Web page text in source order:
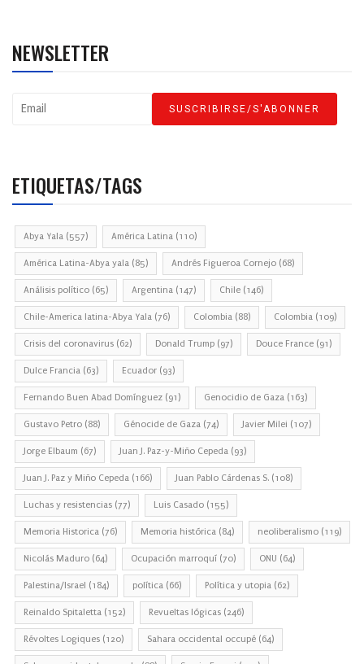
NEWSLETTER
ETIQUETAS/TAGS
Abya Yala (557) América Latina (110)
América Latina-Abya yala (85) Andrés Figueroa Cornejo (68)
Análisis político (65) Argentina (147) Chile (146)
Chile-America latina-Abya Yala (76) Colombia (88) Colombia (109)
Crisis del coronavirus (62) Donald Trump (97) Douce France (91)
Dulce Francia (63) Ecuador (93)
Fernando Buen Abad Domínguez (91) Genocidio de Gaza (163)
Gustavo Petro (88) Génocide de Gaza (74) Javier Milei (107)
Jorge Elbaum (67) Juan J. Paz-y-Miño Cepeda (93)
Juan J. Paz y Miño Cepeda (166) Juan Pablo Cárdenas S. (108)
Luchas y resistencias (77) Luis Casado (155)
Memoria Historica (76) Memoria histórica (84) neoliberalismo (119)
Nicolás Maduro (64) Ocupación marroquí (70) ONU (64)
Palestina/Israel (184) política (66) Política y utopia (62)
Reinaldo Spitaletta (152) Revueltas lógicas (246)
Révoltes Logiques (120) Sahara occidental occupé (64)